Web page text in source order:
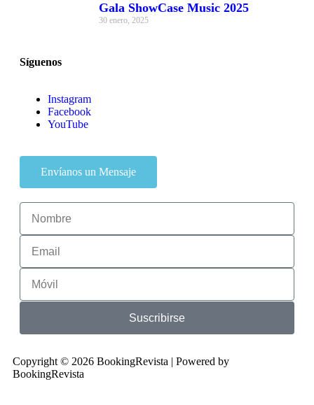
Gala ShowCase Music 2025
30 enero, 2025
Síguenos
Instagram
Facebook
YouTube
Envíanos un Mensaje
Suscribirse
Copyright © 2026 BookingRevista | Powered by
BookingRevista